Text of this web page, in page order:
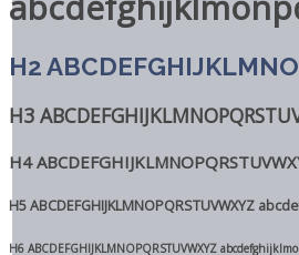
H2
H3
H4
H5 ABCDEFGHIJKLMNOPQRSTUVWXYZ
H6 ABCDEFGHIJKLMNOPQRSTUVWXYZ